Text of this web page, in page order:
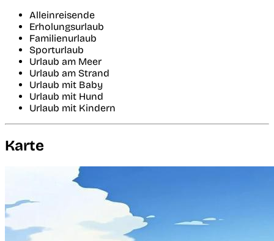
Alleinreisende
Erholungsurlaub
Familienurlaub
Sporturlaub
Urlaub am Meer
Urlaub am Strand
Urlaub mit Baby
Urlaub mit Hund
Urlaub mit Kindern
Karte